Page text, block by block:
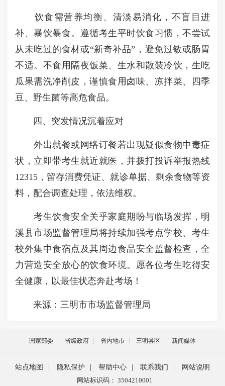
饮食需营养均衡、清淡易消化，不盲目进
补、暴饮暴食。遵循考生平时饮食习惯，不尝试
从未吃过的食材或“新奇补品”，避免过敏或肠胃
不适。不食用隔夜饭菜、生水和散装冷饮，生吃
瓜果需洗净削皮，谨慎食用卤味、凉拌菜、四季
豆、野生菌等高危食品。
四、突发情况沉着应对
外出就餐或网络订餐若出现疑似食物中毒症
状，立即带考生就近就医，并拨打投诉举报热线
12315，留存消费凭证、就诊单据、剩余食物等资
料，配合调查处理，依法维权。
考生饮食安全关乎家庭期盼与临场发挥，明
溪县市场监督管理局将持续加强考点学校、考生
校外集中食宿点及其周边食品安全监督检查，全
力营造安全放心的饮食环境。愿各位考生吃得安
全健康，以最佳状态奔赴考场！
来源：三明市市场监督管理局
国家部委 省级政府 省内地市 三明县区 新闻媒体
站点地图 隐私保护 帮助中心 联系我们
网站说明
网站标识码： 3504210001